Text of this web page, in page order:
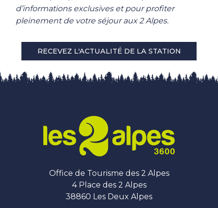
d’informations exclusives et pour profiter
pleinement de votre séjour aux 2 Alpes.
RECEVEZ L'ACTUALITÉ DE LA STATION
Office de Tourisme des 2 Alpes
4 Place des 2 Alpes
38860 Les Deux Alpes